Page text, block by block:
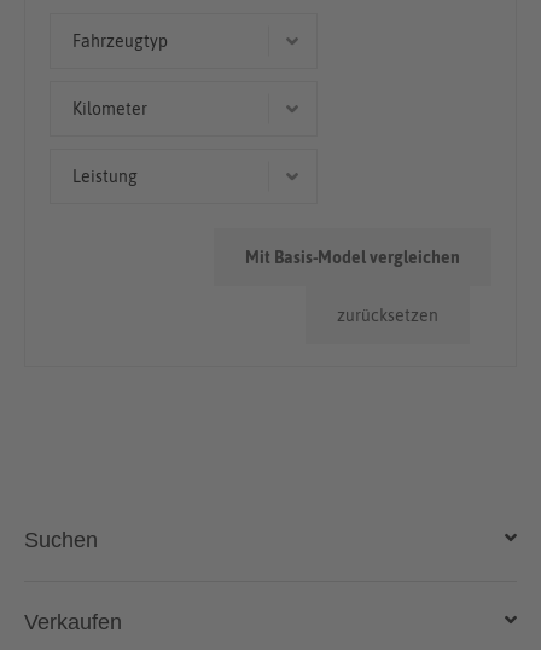
Fahrzeugtyp
Kilometer
Leistung
zurücksetzen
Mit Basis-Model vergleichen
Suchen
Auto kaufen
Verkaufen